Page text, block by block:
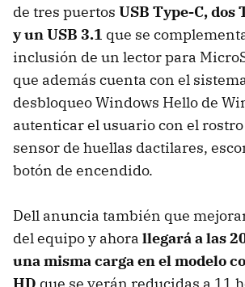
de tres puertos USB Type-C,
y un USB 3.1 que se
inclusión de un lector para
que además cuenta con el
desbloqueo Windows Hello de
autenticar el usuario con el
sensor de huellas dactilares,
botón de encendido.
Dell anuncia también que
del equipo y ahora llegará a las
una misma carga en el modelo